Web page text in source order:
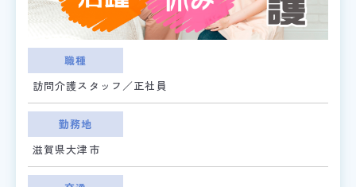
職種
訪問介護スタッフ／正社員
勤務地
滋賀県大津市